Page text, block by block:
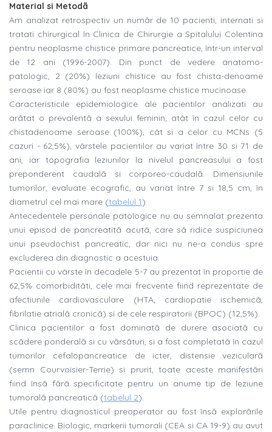
Material si Metodã
Am analizat retrospectiv un numãr de 10 pacienti, internati si
tratati chirurgical în Clinica de Chirurgie a Spitalului Colentina
pentru neoplasme chistice primare pancreatice, într-un interval
de 12 ani (1996-2007). Din punct de vedere anatomo-
patologic, 2 (20%) leziuni chistice au fost chista-denoame
seroase iar 8 (80%) au fost neoplasme chistice mucinoase.
Caracteristicile epidemiologice ale pacientilor analizati au
arãtat o prevalentã a sexului feminin, atât în cazul celor cu
chistadenoame seroase (100%), cât si a celor cu MCNs (5
cazuri - 62,5%), vârstele pacientilor au variat între 30 si 71 de
ani, iar topografia leziunilor la nivelul pancreasului a fost
preponderent caudalã si corporeo-caudalã. Dimensiunile
tumorilor, evaluate ecografic, au variat între 7 si 18,5 cm, în
diametrul cel mai mare (tabelul 1).
Antecedentele personale patologice nu au semnalat prezenta
unui episod de pancreatitã acutã, care sã ridice suspiciunea
unui pseudochist pancreatic, dar nici nu ne-a condus spre
excluderea din diagnostic a acestuia.
Pacientii cu vârste în decadele 5-7 au prezentat în proportie de
62,5% comorbiditãti, cele mai frecvente fiind reprezentate de
afectiunile cardiovasculare (HTA, cardiopatie ischemicã,
fibrilatie atrialã cronicã) si de cele respiratorii (BPOC) (12,5%).
Clinica pacientilor a fost dominatã de durere asociatã cu
scãdere ponderalã si cu vãrsãturi, si a fost completatã în cazul
tumorilor cefalopancreatice de icter, distensie vezicularã
(semn Courvoisier-Terrie) si prurit, toate aceste manifestãri
fiind însã fãrã specificitate pentru un anume tip de leziune
tumoralã pancreaticã (tabelul 2).
Utile pentru diagnosticul preoperator au fost însã explorãrile
paraclinice. Biologic, markerii tumorali (CEA si CA 19-9) au avut